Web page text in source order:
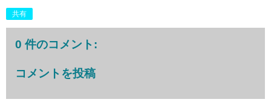
共有
0 件のコメント:
コメントを投稿